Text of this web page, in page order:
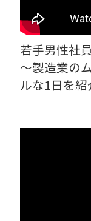
若手男性社
～製造業の
ルな1日を紹